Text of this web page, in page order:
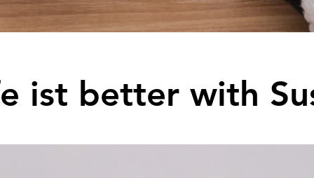
ist better with
ist better with